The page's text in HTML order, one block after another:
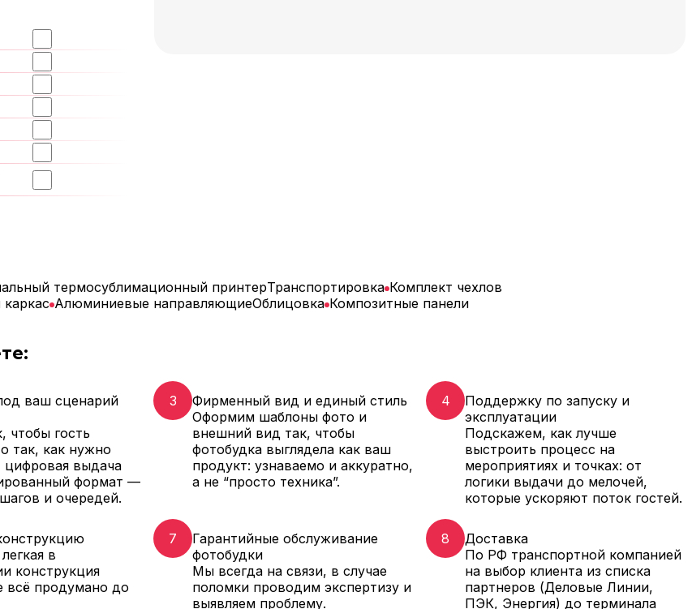
термосублимационный принтерТранспортировка Комплект чехлов
Алюминиевые направляющиеОблицовка Композитные панели
ваш сценарий
чтобы гость
так, как нужно
цифровая выдача
формат —
и очередей.
3
Фирменный вид и единый стиль
Оформим шаблоны фото и
внешний вид так, чтобы
фотобудка выглядела как ваш
продукт: узнаваемо и аккуратно,
а не “просто техника”.
4
Поддержку по запуску и
эксплуатации
Подскажем, как лучше
выстроить процесс на
мероприятиях и точках: от
логики выдачи до мелочей,
которые ускоряют поток гостей.
в
конструкция
всё продумано до
7
Гарантийные обслуживание
фотобудки
Мы всегда на связи, в случае
поломки проводим экспертизу и
выявляем проблему.
8
Доставка
По РФ транспортной компанией
на выбор клиента из списка
партнеров (Деловые Линии,
ПЭК, Энергия) до терминала